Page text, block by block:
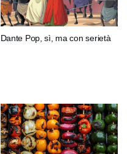
Dante Pop, sì, ma con serietà